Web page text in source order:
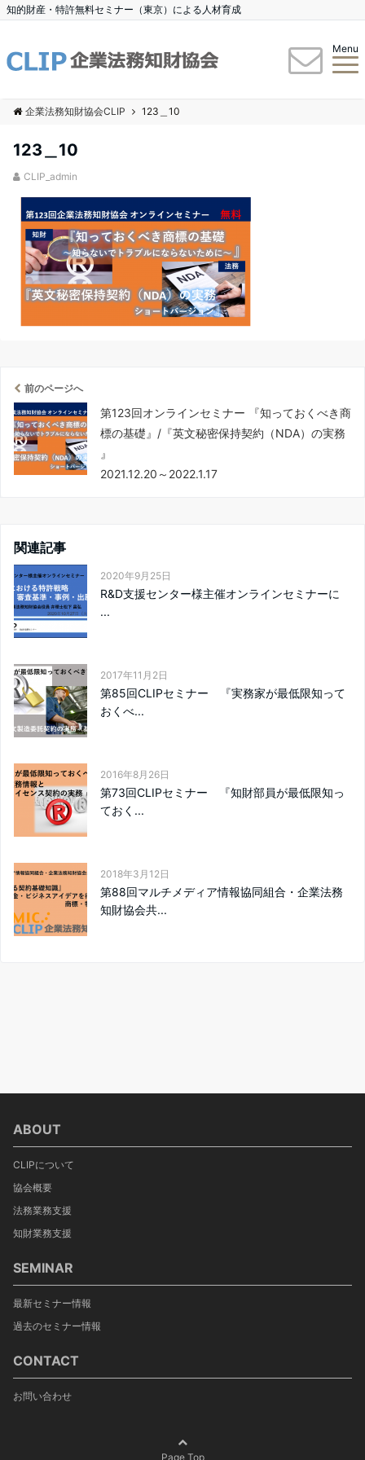
知的財産・特許無料セミナー（東京）による人材育成
Menu
企業法務知財協会CLIP 123＿10
123＿10
CLIP_admin
前のページへ
第123回オンラインセミナー 『知っておくべき商
標の基礎』/『英文秘密保持契約（NDA）の実務
』
2021.12.20～2022.1.17
関連記事
2020年9月25日
R&D支援センター様主催オンラインセミナーに
...
2017年11月2日
第85回CLIPセミナー 『実務家が最低限知って
おくべ...
2016年8月26日
第73回CLIPセミナー 『知財部員が最低限知っ
ておく...
2018年3月12日
第88回マルチメディア情報協同組合・企業法務
知財協会共...
ABOUT
CLIPについて
協会概要
法務業務支援
知財業務支援
SEMINAR
最新セミナー情報
過去のセミナー情報
CONTACT
お問い合わせ
Page Top